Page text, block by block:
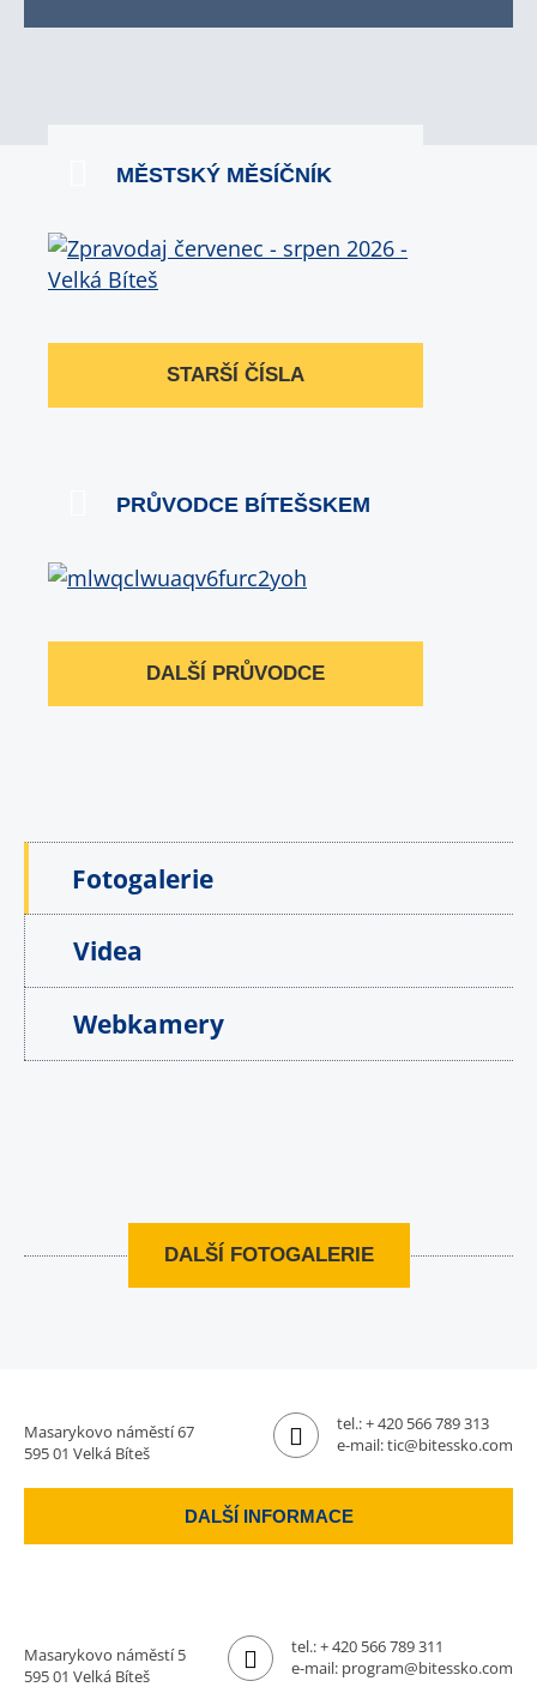
MĚSTSKÝ MĚSÍČNÍK
STARŠÍ ČÍSLA
PRŮVODCE BÍTEŠSKEM
DALŠÍ PRŮVODCE
Fotogalerie
Videa
Webkamery
DALŠÍ FOTOGALERIE
Masarykovo náměstí 67
595 01 Velká Bíteš
tel.:+ 420 566 789 313
e-mail:tic@bitessko.com
DALŠÍ INFORMACE
Masarykovo náměstí 5
595 01 Velká Bíteš
tel.:+ 420 566 789 311
e-mail: program@bitessko.com